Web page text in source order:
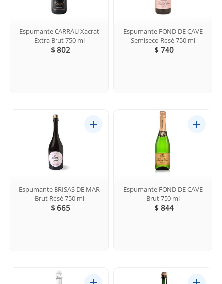
Espumante CARRAU Xacrat
Extra Brut 750 ml
$ 802
Espumante FOND DE CAVE
Semiseco Rosé 750 ml
$ 740
Espumante BRISAS DE MAR
Brut Rosé 750 ml
$ 665
Espumante FOND DE CAVE
Brut 750 ml
$ 844